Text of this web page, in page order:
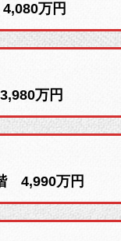
万円
万円
4,990万円